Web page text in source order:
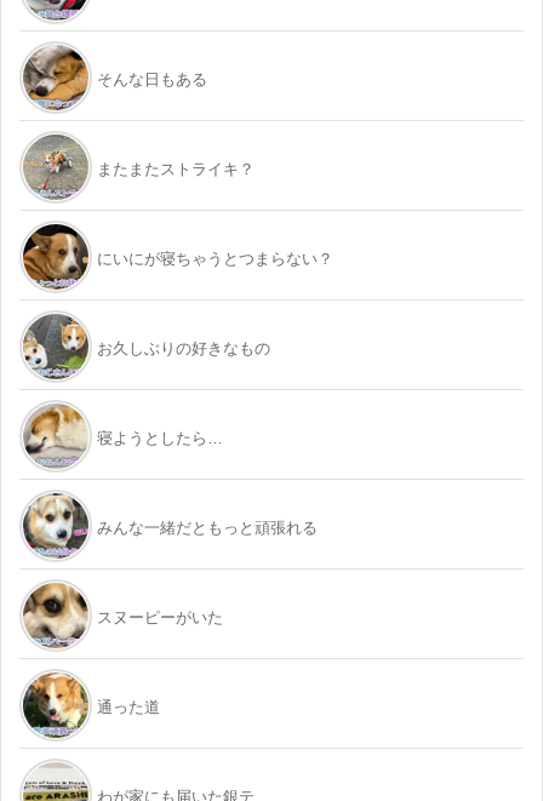
そんな日もある
またまたストライキ？
にいにが寝ちゃうとつまらない？
お久しぶりの好きなもの
寝ようとしたら…
みんな一緒だともっと頑張れる
スヌーピーがいた
通った道
わが家にも届いた銀テ